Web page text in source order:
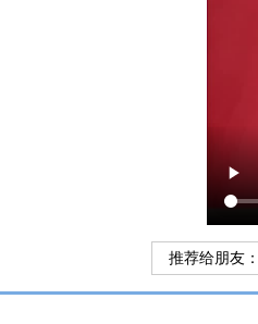
推荐给朋友：